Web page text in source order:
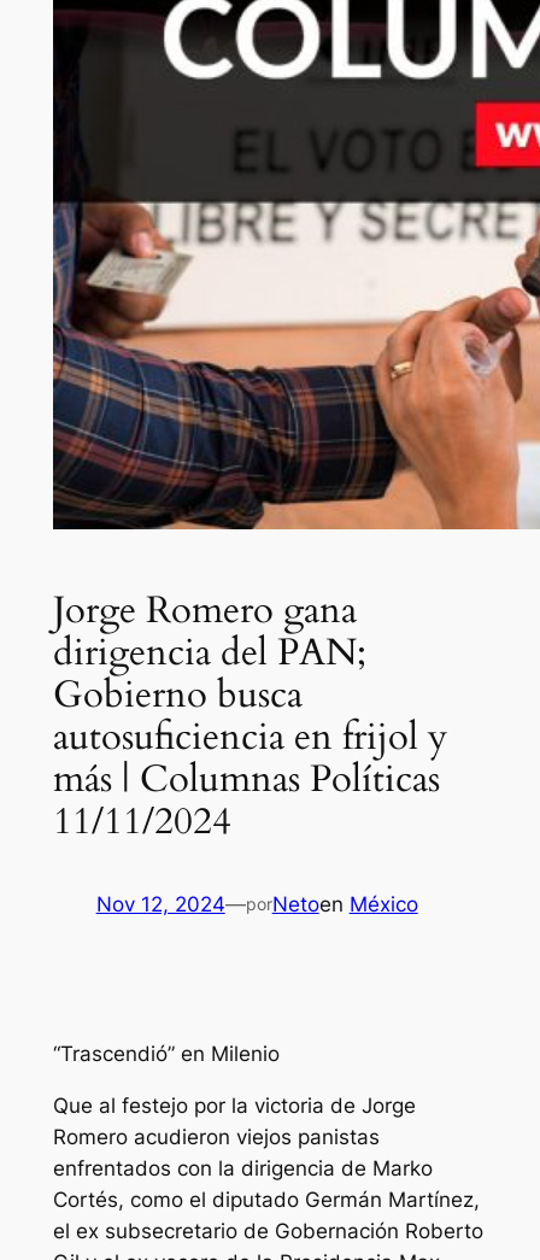
Jorge Romero gana
dirigencia del PAN;
Gobierno busca
autosuficiencia en frijol y
más | Columnas Políticas
11/11/2024
Nov 12, 2024—porNetoen México
“Trascendió” en Milenio
Que al festejo por la victoria de Jorge
Romero acudieron viejos panistas
enfrentados con la dirigencia de Marko
Cortés, como el diputado Germán Martínez,
el ex subsecretario de Gobernación Roberto